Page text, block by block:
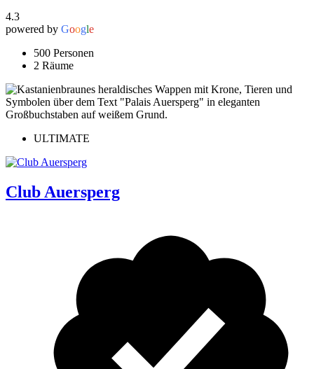
4.3
powered by Google
500 Personen
2 Räume
ULTIMATE
Club Auersperg